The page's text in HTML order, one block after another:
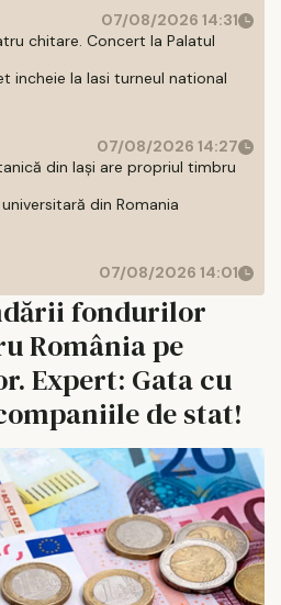
07/08/2026 14:31
chitare. Concert la Palatul
incheie la Iasi turneul national
07/08/2026 14:27
din Iași are propriul timbru
din Romania
07/08/2026 14:01
fondurilor
România pe
Expert: Gata cu
de stat!